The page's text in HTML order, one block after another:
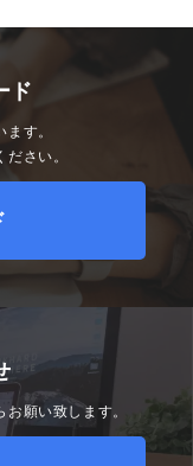
ド
す。
さい。
願い致します。